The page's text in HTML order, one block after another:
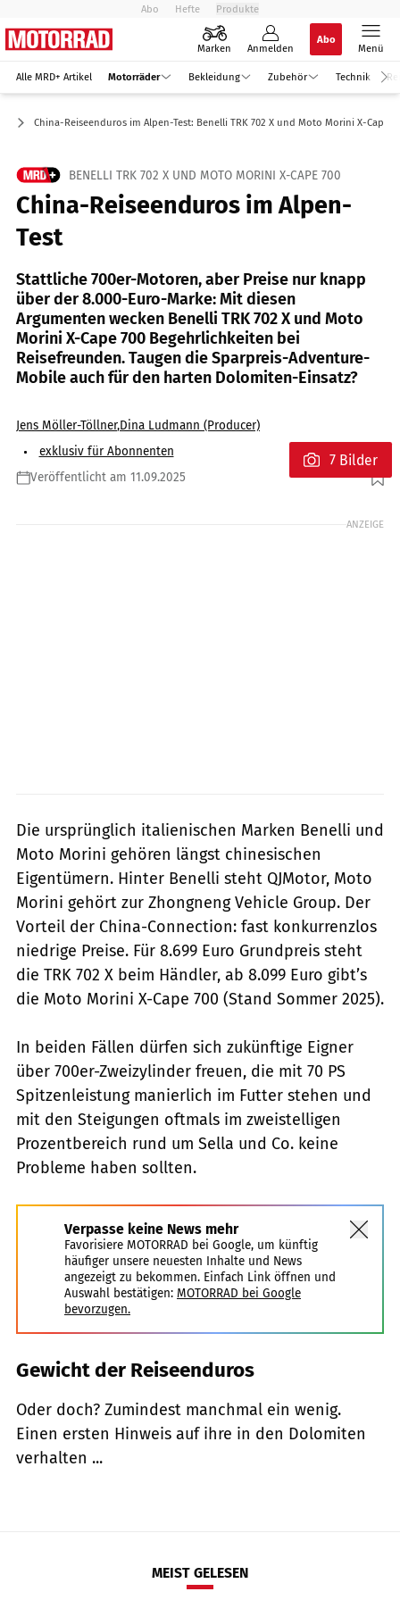
Abo Hefte Produkte
Marken Anmelden
Abo
Menü
Alle MRD+ Artikel Motorräder Bekleidung Zubehör Technik
China-Reiseenduros im Alpen-Test: Benelli TRK 702 X und Moto Morini X-Cape
BENELLI TRK 702 X UND MOTO MORINI X-CAPE 700
China-Reiseenduros im Alpen-
Test
Stattliche 700er-Motoren, aber Preise nur knapp
über der 8.000-Euro-Marke: Mit diesen
Argumenten wecken Benelli TRK 702 X und Moto
Morini X-Cape 700 Begehrlichkeiten bei
Reisefreunden. Taugen die Sparpreis-Adventure-
Mobile auch für den harten Dolomiten-Einsatz?
Jens Möller-Töllner,Dina Ludmann (Producer)
exklusiv für Abonnenten
Veröffentlicht am 11.09.2025
Foto: Jörg Künstle
7 Bilder
ANZEIGE
Die ursprünglich italienischen Marken Benelli und
Moto Morini gehören längst chinesischen
Eigentümern. Hinter Benelli steht QJMotor, Moto
Morini gehört zur Zhongneng Vehicle Group. Der
Vorteil der China-Connection: fast konkurrenzlos
niedrige Preise. Für 8.699 Euro Grundpreis steht
die TRK 702 X beim Händler, ab 8.099 Euro gibt’s
die Moto Morini X-Cape 700 (Stand Sommer 2025).
In beiden Fällen dürfen sich zukünftige Eigner
über 700er-Zweizylinder freuen, die mit 70 PS
Spitzenleistung manierlich im Futter stehen und
mit den Steigungen oftmals im zweistelligen
Prozentbereich rund um Sella und Co. keine
Probleme haben sollten.
Verpasse keine News mehr
Favorisiere MOTORRAD bei Google, um künftig
häufiger unsere neuesten Inhalte und News
angezeigt zu bekommen. Einfach Link öffnen und
Auswahl bestätigen: MOTORRAD bei Google
bevorzugen.
Gewicht der Reiseenduros
Oder doch? Zumindest manchmal ein wenig.
Einen ersten Hinweis auf ihre in den Dolomiten
verhalten ...
MEIST GELESEN